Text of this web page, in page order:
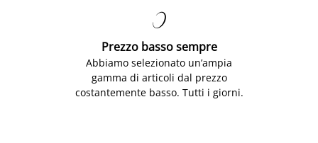

Prezzo basso sempre
Abbiamo selezionato un’ampia
gamma di articoli dal prezzo
costantemente basso. Tutti i giorni.